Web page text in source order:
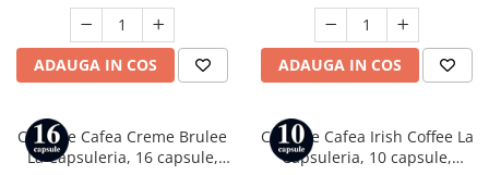
ADAUGA IN COS ADAUGA IN COS
Capsule Cafea Creme Brulee
La Capsuleria, 16 capsule,
Capsule Cafea Irish Coffee La
Capsuleria, 10 capsule,